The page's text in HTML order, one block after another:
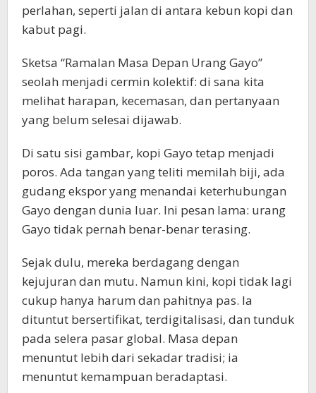
perlahan, seperti jalan di antara kebun kopi dan
kabut pagi.
Sketsa “Ramalan Masa Depan Urang Gayo”
seolah menjadi cermin kolektif: di sana kita
melihat harapan, kecemasan, dan pertanyaan
yang belum selesai dijawab.
Di satu sisi gambar, kopi Gayo tetap menjadi
poros. Ada tangan yang teliti memilah biji, ada
gudang ekspor yang menandai keterhubungan
Gayo dengan dunia luar. Ini pesan lama: urang
Gayo tidak pernah benar-benar terasing.
Sejak dulu, mereka berdagang dengan
kejujuran dan mutu. Namun kini, kopi tidak lagi
cukup hanya harum dan pahitnya pas. Ia
dituntut bersertifikat, terdigitalisasi, dan tunduk
pada selera pasar global. Masa depan
menuntut lebih dari sekadar tradisi; ia
menuntut kemampuan beradaptasi.